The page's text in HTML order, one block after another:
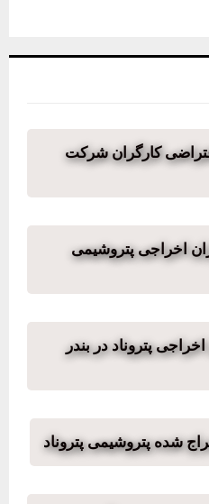
کارگران شرکت
اخراجی پتروشیمی
پتروناد در بندر
شده پتروشیمی پتروناد